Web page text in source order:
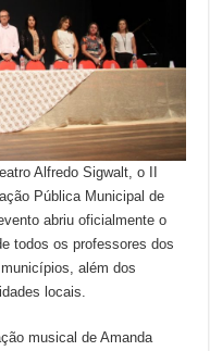
Alfredo Sigwalt, o II
Pública Municipal de
abriu oficialmente o
todos os professores dos
além dos
locais.
musical de Amanda